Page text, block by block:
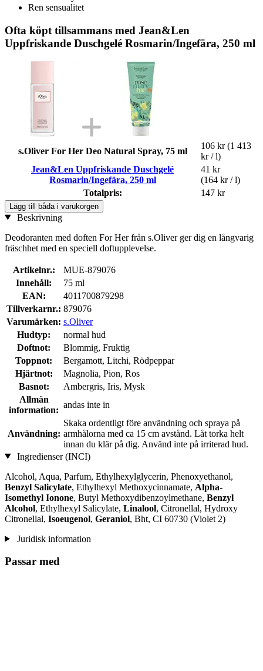
Ren sensualitet
Ofta köpt tillsammans med Jean&Len
Uppfriskande Duschgelé Rosmarin/Ingefära, 250 ml
s.Oliver For Her Deo Natural Spray, 75 ml
106 kr (1 413
kr / l)
Jean&Len Uppfriskande Duschgelé
Rosmarin/Ingefära, 250 ml
41 kr
(164 kr / l)
Totalpris:
147 kr
Lägg till båda i varukorgen
Beskrivning
Deodoranten med doften For Her från s.Oliver ger dig en långvarig
fräschhet med en speciell doftupplevelse.
Artikelnr.:
MUE-879076
Innehåll:
75 ml
EAN:
4011700879298
Tillverkarnr.: 879076
Varumärken: s.Oliver
Hudtyp:
normal hud
Doftnot:
Blommig, Fruktig
Toppnot:
Bergamott, Litchi, Rödpeppar
Hjärtnot:
Magnolia, Pion, Ros
Basnot:
Ambergris, Iris, Mysk
Allmän
information:
andas inte in
Användning:
Skaka ordentligt före användning och spraya på
armhålorna med ca 15 cm avstånd. Låt torka helt
innan du klär på dig. Använd inte på irriterad hud.
Ingredienser (INCI)
Alcohol, Aqua, Parfum, Ethylhexylglycerin, Phenoxyethanol,
Benzyl Salicylate, Ethylhexyl Methoxycinnamate, Alpha-
Isomethyl Ionone, Butyl Methoxydibenzoylmethane, Benzyl
Alcohol, Ethylhexyl Salicylate, Linalool, Citronellal, Hydroxy
Citronellal, Isoeugenol, Geraniol, Bht, CI 60730 (Violet 2)
Juridisk information
Passar med